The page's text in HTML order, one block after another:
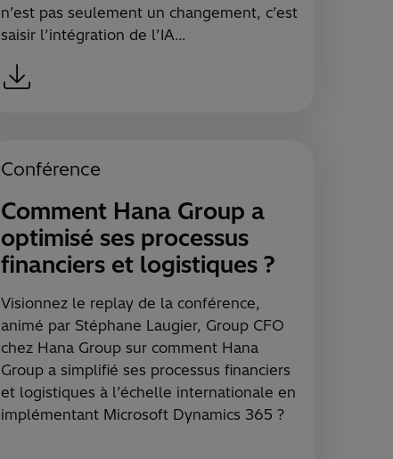
n’est pas seulement un changement, c’est
saisir l’intégration de l’IA…
Conférence
Comment Hana Group a
optimisé ses processus
financiers et logistiques ?
Visionnez le replay de la conférence,
animé par Stéphane Laugier, Group CFO
chez Hana Group sur comment Hana
Group a simplifié ses processus financiers
et logistiques à l’échelle internationale en
implémentant Microsoft Dynamics 365 ?